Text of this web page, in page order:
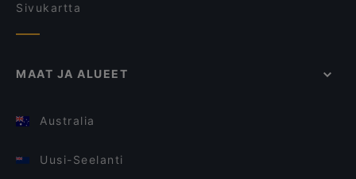
Sivukartta
MAAT JA ALUEET
Australia
Uusi-Seelanti